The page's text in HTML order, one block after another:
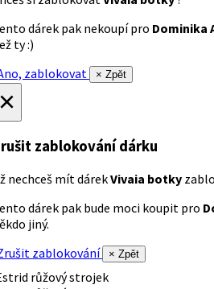
dárek pak nekoupí pro Dominika
ty :)
zablokovat
× Zpět
zablokování dárku
nechceš mít dárekVivaia botky
dárek pak bude moci koupit pro
jiný.
zablokování
× Zpět